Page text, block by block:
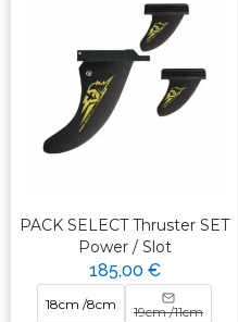
PACK SELECT Thruster SET
Power / Slot
185,00 €
18cm /8cm 19cm /11cm